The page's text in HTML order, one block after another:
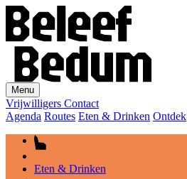
Menu
Vrijwilligers Contact
Agenda Routes Eten & Drinken Ontdek
Eten & Drinken